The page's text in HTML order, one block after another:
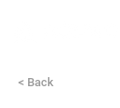
< Back